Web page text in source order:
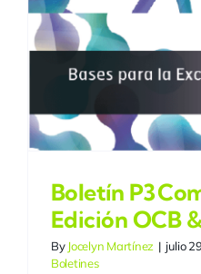
Boletín P3
Edición OCB
By Jocelyn Martínez | julio
Boletines